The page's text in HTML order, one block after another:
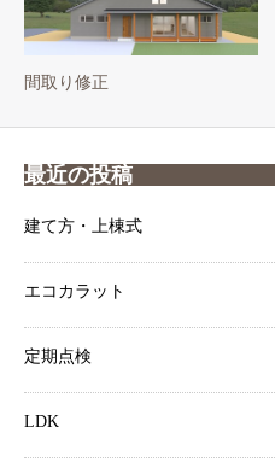
間取り修正
最近の投稿
建て方・上棟式
エコカラット
定期点検
LDK